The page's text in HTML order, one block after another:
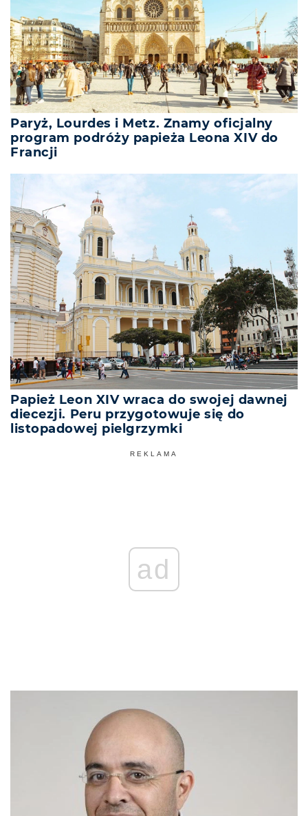
Paryż, Lourdes i Metz. Znamy oficjalny
program podróży papieża Leona XIV do
Francji
Papież Leon XIV wraca do swojej dawnej
diecezji. Peru przygotowuje się do
listopadowej pielgrzymki
REKLAMA
ad